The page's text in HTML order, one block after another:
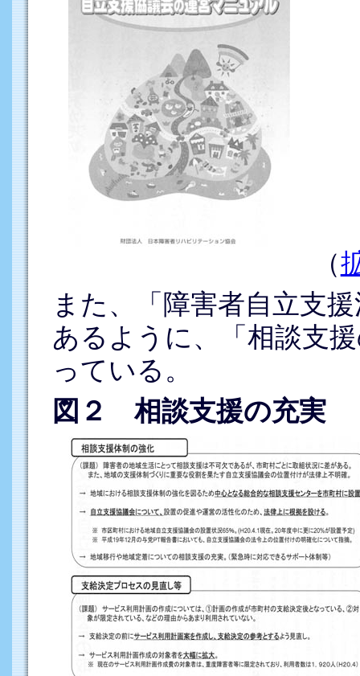
（
また、「障害者自立支
あるように、「相談支
っている。
図２ 相談支援の充実